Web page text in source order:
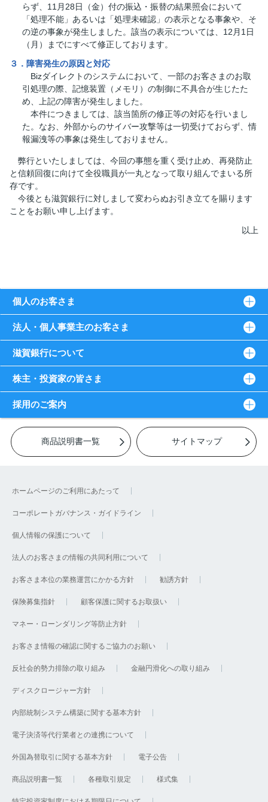
らず、11月28日（金）付の振込・振替の結果照会において
「処理不能」あるいは「処理未確認」の表示となる事象や、そ
の逆の事象が発生しました。該当の表示については、12月1日
（月）までにすべて修正しております。
３．障害発生の原因と対応
Bizダイレクトのシステムにおいて、一部のお客さまのお取
引処理の際、記憶装置（メモリ）の制御に不具合が生じたた
め、上記の障害が発生しました。
本件につきましては、該当箇所の修正等の対応を行いまし
た。なお、外部からのサイバー攻撃等は一切受けておらず、情
報漏洩等の事象は発生しておりません。
弊行といたしましては、今回の事態を重く受け止め、再発防止
と信頼回復に向けて全役職員が一丸となって取り組んでまいる所
存です。
今後とも滋賀銀行に対しまして変わらぬお引き立てを賜ります
ことをお願い申し上げます。
以上
個人のお客さま
法人・個人事業主のお客さま
滋賀銀行について
株主・投資家の皆さま
採用のご案内
商品説明書一覧 サイトマップ
ホームページのご利用にあたって
コーポレートガバナンス・ガイドライン
個人情報の保護について
法人のお客さまの情報の共同利用について
お客さま本位の業務運営にかかる方針 勧誘方針
保険募集指針 顧客保護に関するお取扱い
マネー・ローンダリング等防止方針
お客さま情報の確認に関するご協力のお願い
反社会的勢力排除の取り組み 金融円滑化への取り組み
ディスクロージャー方針
内部統制システム構築に関する基本方針
電子決済等代行業者との連携について
外国為替取引に関する基本方針 電子公告
商品説明書一覧 各種取引規定 様式集